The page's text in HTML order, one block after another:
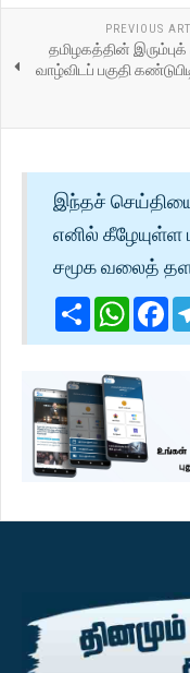
PREVIOUS
தமிழகத்தின்
வாழ்விடப் பகுதி
இந்தச்
எனில்
சமூக வலைத்
Share